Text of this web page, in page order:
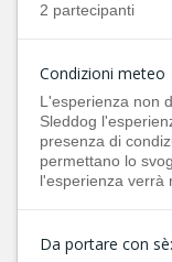
2 partecipanti
Condizioni meteo
L'esperienza non
Sleddog
presenza di
permettano lo
l'esperienza verrà
Da portare con sè: